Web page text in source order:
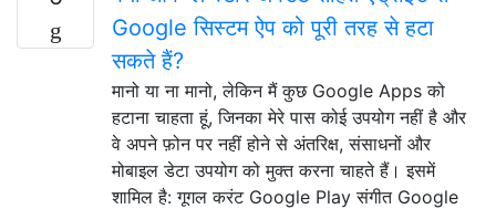
Google सिस्टम ऐप को पूरी तरह से हटा
सकते हैं?
मानो या ना मानो, लेकिन मैं कुछ Google Apps को
हटाना चाहता हूं, जिनका मेरे पास कोई उपयोग नहीं है और
वे अपने फ़ोन पर नहीं होने से अंतरिक्ष, संसाधनों और
मोबाइल डेटा उपयोग को मुक्त करना चाहते हैं। इसमें
शामिल है: गूगल करंट Google Play संगीत Google